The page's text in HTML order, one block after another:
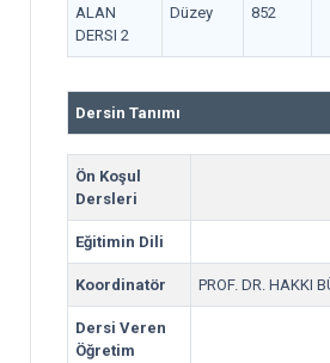
ALAN
DERSI 2
Düzey
852
Dersin Tanımı
Ön Koşul
Dersleri
Eğitimin Dili
Koordinatör PROF. DR. HAKKI
Dersi Veren
Öğretim